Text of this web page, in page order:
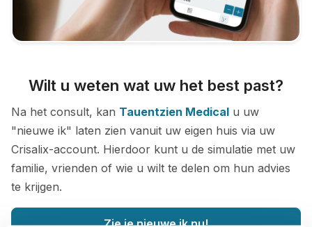
Wilt u weten wat uw het best past?
Na het consult, kan Tauentzien Medical u uw
"nieuwe ik" laten zien vanuit uw eigen huis via uw
Crisalix-account. Hierdoor kunt u de simulatie met uw
familie, vrienden of wie u wilt te delen om hun advies
te krijgen.
Zie je nieuwe ik nu!